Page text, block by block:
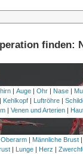
finden:
| Auge| Ohr| Nase|
Kehlkopf| Luftröhre|
| Venen und Arterien |
Oberarm| Männliche Brust|
| Lunge| Herz